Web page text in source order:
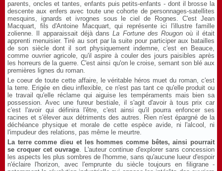
parents, oncles et tantes, enfants puis petits-enfants - dont il brosse la
descente aux enfers avec toute une cohorte de personnages-satellites
mesquins, ignards et ivrognes sous le ciel de Rognes. C'est Jean
Macquart, fils d'Antoine Macquart, qui représente ici l'illustre famille
zolienne. Il apparaissait déjà dansLa Fortune des Rougon où il était
apprenti menuisier. Tiré au sort par la suite pour participer aux batailles
de son siècle dont il sort physiquement indemne, c'est en Beauce,
comme ouvrier agricole, qu'il aspire à couler des jours paisibles après
les horreurs de la guerre. C'est ainsi qu'on le croise, semant son blé aux
premières lignes du roman.
Le coeur de toute cette affaire, le véritable héros muet du roman, c'est
la terre. Erigée en dieu inflexible, ce n'est pas tant ce qu'elle produit ou
le travail qu'elle réclame qui aiguise les tempéraments mais bien sa
possession. Avec une fureur bestiale, il s'agit d'avoir à tous prix car
c'est l'avoir qui définira l'être, c'est ainsi qu'il pourra enfoncer ses
racines et s'élever aux détriments des autres. Rien n'est épargné de la
déchéance physique et morale de cette espèce avide, ni l'alcool, ni
l'impudeur des relations, pas même le meurtre.
La terre comme dieu et les hommes comme bêtes, ainsi pourrait
se croquer cet ouvrage. L'auteur continue d'explorer sans concession
les aspects les plus sombres de l'homme, sans qu'aucune lueur d'espoir
n'éclaire l'horizon, avec l'emprunte du siècle toujours en filigrane -